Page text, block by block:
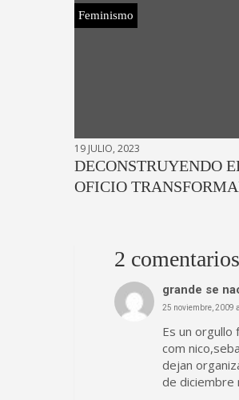
Feminismo
19 JULIO, 2023
DECONSTRUYENDO
OFICIO
2
grande se
25 noviembre, 2009
Es un
com
dejan
de diciembre